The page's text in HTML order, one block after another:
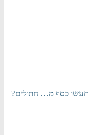
תעשו כסף מ… חתולים?